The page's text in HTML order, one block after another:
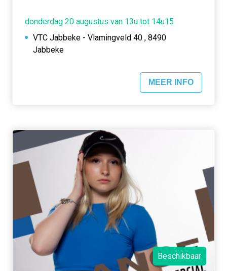
donderdag 20 augustus van 13u tot 14u15
VTC Jabbeke - Vlamingveld 40 , 8490
Jabbeke
MEER INFO
Beschikbaar